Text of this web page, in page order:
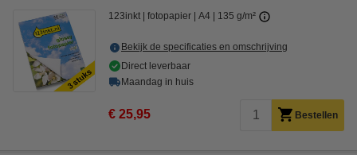
123inkt fotopapier A4 135 g/m²
Bekijk de specificaties en omschrijving
Direct leverbaar
Maandag in huis
€ 25,95 Bestellen